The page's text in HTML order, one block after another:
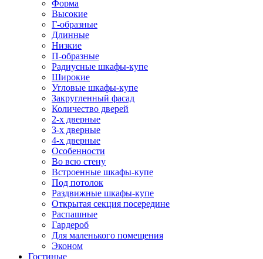
Форма
Высокие
Г-образные
Длинные
Низкие
П-образные
Радиусные шкафы-купе
Широкие
Угловые шкафы-купе
Закругленный фасад
Количество дверей
2-х дверные
3-х дверные
4-х дверные
Особенности
Во всю стену
Встроенные шкафы-купе
Под потолок
Раздвижные шкафы-купе
Открытая секция посередине
Распашные
Гардероб
Для маленького помещения
Эконом
Гостиные